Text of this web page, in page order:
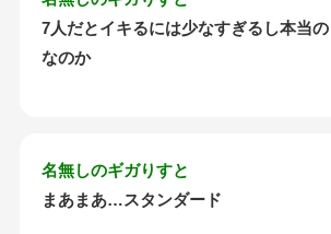
7人だとイキるには少なすぎるし本当
なのか
名無しのギガりすと
まあまあ…スタンダード